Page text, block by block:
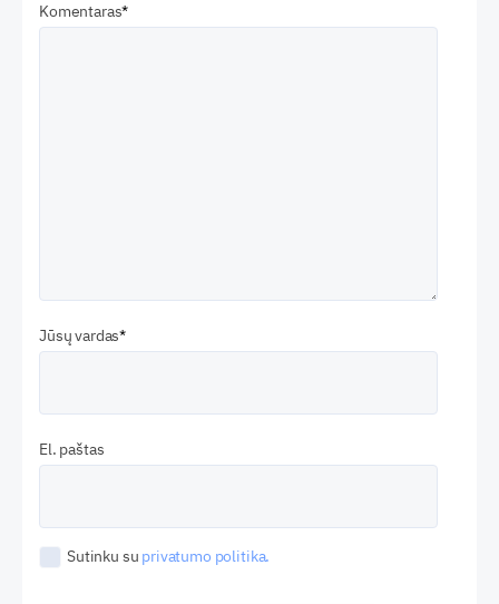
Komentaras
Jūsų vardas
El. paštas
Sutinku su privatumo politika.